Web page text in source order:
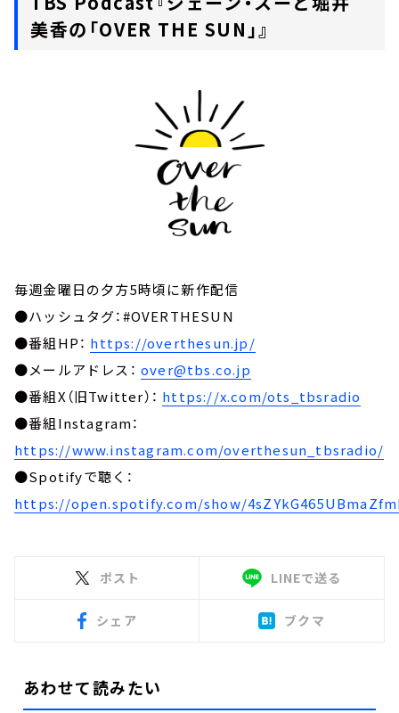
美香の「OVER THE SUN」』
毎週金曜日の夕方5時頃に新作配信
●ハッシュタグ：#OVERTHESUN
●番組HP： https://overthesun.jp/
●メールアドレス： over@tbs.co.jp
●番組X（旧Twitter）： https://x.com/ots_tbsradio
●番組Instagram：
https://www.instagram.com/overthesun_tbsradio/
●Spotifyで聴く：
https://open.spotify.com/show/
ポスト LINEで送る
シェア ブクマ
あわせて読みたい